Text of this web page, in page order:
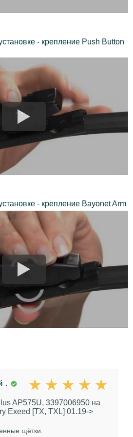
- крепление Push Button
- крепление Bayonet Arm
.
AP575U, 3397006950 на
Exeed [TX, TXL] 01.19->
щётки.